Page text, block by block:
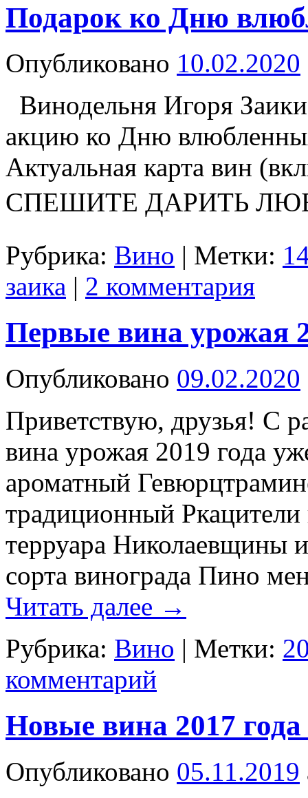
Подарок ко Дню
Опубликовано 10.02.2020
Винодельня Игоря
акцию ко Дню
Актуальная карта вин
СПЕШИТЕ ДАРИТЬ
Рубрика: Вино | Метки:
заика | 2 комментария
Первые вина урожая
Опубликовано 09.02.2020
Приветствую, друзья! С
вина урожая 2019 года
ароматный
традиционный Ркацители
терруара Николаевщины
сорта винограда Пино
Читать далее →
Рубрика: Вино | Метки:
комментарий
Новые вина 2017 года
Опубликовано 05.11.2019